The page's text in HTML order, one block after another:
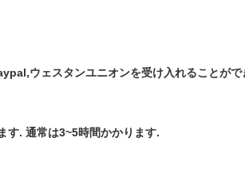
ウェスタンユニオンを受け入れることがで
す. 通常は3~5時間かかります.